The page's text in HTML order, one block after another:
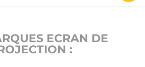
ECRAN DE
: